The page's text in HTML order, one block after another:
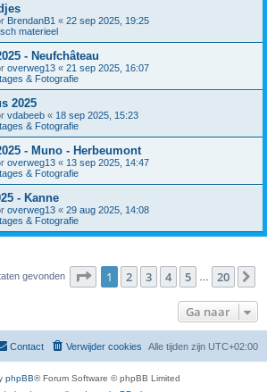
BrendanB1 « 22 sep 2025, 19:25
materieel
- Neufchâteau
overweg13 « 21 sep 2025, 16:07
& Fotografie
2025
vdabeeb « 18 sep 2025, 15:23
& Fotografie
- Muno - Herbeumont
overweg13 « 13 sep 2025, 14:47
& Fotografie
- Kanne
overweg13 « 29 aug 2025, 14:08
& Fotografie
gevonden Pagina van 20
1 2 3 4 5 20
Ga naar
Alle tijden zijn UTC+02:00
Verwijder cookies
Contact
phpBB® Forum Software © phpBB Limited